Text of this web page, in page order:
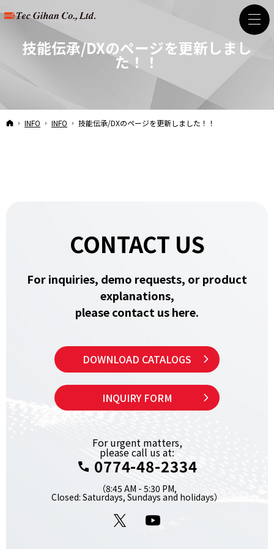
技能伝承/DXのページを更新しまし
た！！
HOME
INFO INFO 技能伝承/DXのページを更新しました！！
CONTACT US
For inquiries, demo requests, or product
explanations,
please contact us here.
DOWNLOAD CATALOGS
INQUIRY FORM
For urgent matters,
please call us at:
0774-48-2334
（8:45 AM - 5:30 PM,
Closed: Saturdays, Sundays and holidays）
X